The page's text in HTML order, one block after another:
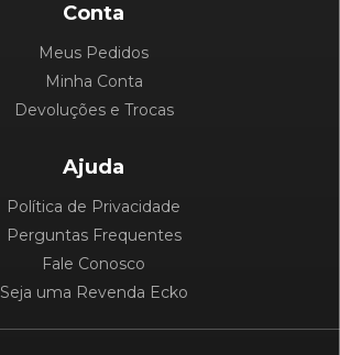
Conta
Meus Pedidos
Minha Conta
Devoluções e Trocas
Ajuda
Política de Privacidade
Perguntas Frequentes
Fale Conosco
Seja uma Revenda Ecko